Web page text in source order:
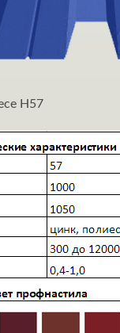
Н57